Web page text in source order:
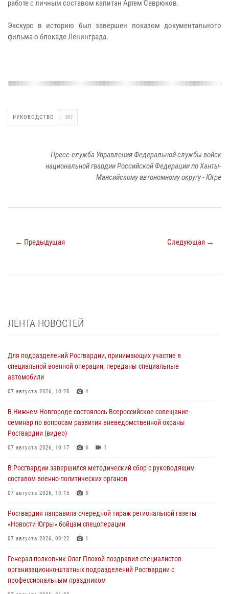
работе с личным составом капитан Артем Севрюков.
Экскурс в историю был завершен показом документального
фильма о блокаде Ленинграда.
РУКОВОДСТВО 397
Пресс-служба Управления Федеральной службы войск
национальной гвардии Российской Федерации по Ханты-
Мансийскому автономному округу - Югре
← Предыдущая Следующая →
ЛЕНТА НОВОСТЕЙ
Для подразделений Росгвардии, принимающих участие в
специальной военной операции, переданы специальные
автомобили
07 августа 2026, 10:28 4
В Нижнем Новгороде состоялось Всероссийское совещание-
семинар по вопросам развития вневедомственной охраны
Росгвардии (видео)
07 августа 2026, 10:17 9 1
В Росгвардии завершился методический сбор с руководящим
составом военно-политических органов
07 августа 2026, 10:15 3
Росгвардия направила очередной тираж региональной газеты
«Новости Югры» бойцам спецоперации
07 августа 2026, 09:22 1
Генерал-полковник Олег Плохой поздравил специалистов
организационно-штатных подразделений Росгвардии с
профессиональным праздником